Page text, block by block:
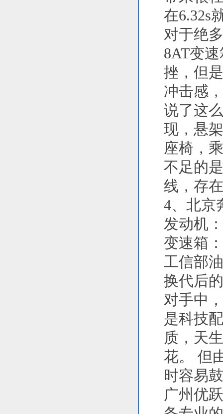
在6.32s
对于绝
8AT变
挫，但
冲击感
说了这
现，悬
座椅，
不足的
线，存
4、北京
发动机
变速箱
工信部
换代后
对手中
是科技
质，天
花。 但
时容易
广州优